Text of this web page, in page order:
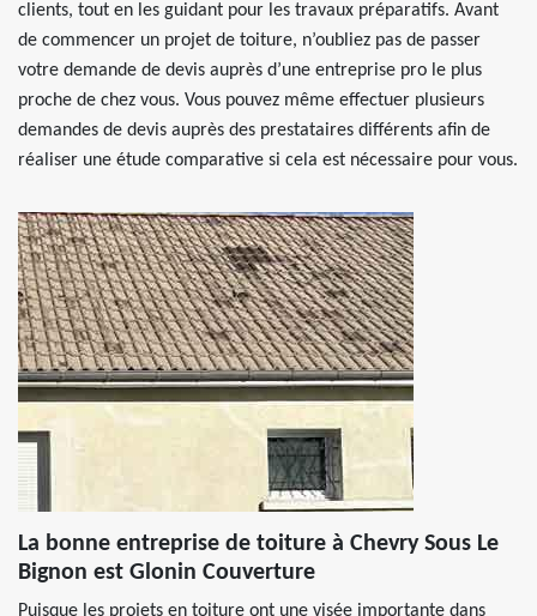
clients, tout en les guidant pour les travaux préparatifs. Avant
de commencer un projet de toiture, n’oubliez pas de passer
votre demande de devis auprès d’une entreprise pro le plus
proche de chez vous. Vous pouvez même effectuer plusieurs
demandes de devis auprès des prestataires différents afin de
réaliser une étude comparative si cela est nécessaire pour vous.
La bonne entreprise de toiture à Chevry Sous Le
Bignon est Glonin Couverture
Puisque les projets en toiture ont une visée importante dans